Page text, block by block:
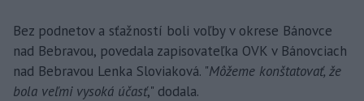
Bez podnetov a sťažností boli voľby v okrese Bánovce
nad Bebravou, povedala zapisovateľka OVK v Bánovciach
nad Bebravou Lenka Sloviaková. "Môžeme konštatovať, že
bola veľmi vysoká účasť," dodala.